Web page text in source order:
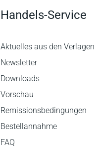
Handels-Service
Aktuelles aus den Verlagen
Newsletter
Downloads
Vorschau
Remissionsbedingungen
Bestellannahme
FAQ